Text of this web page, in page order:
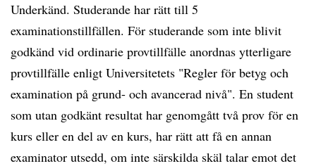
Underkänd. Studerande har rätt till 5
examinationstillfällen. För studerande som inte blivit
godkänd vid ordinarie provtillfälle anordnas ytterligare
provtillfälle enligt Universitetets "Regler för betyg och
examination på grund- och avancerad nivå". En student
som utan godkänt resultat har genomgått två prov för en
kurs eller en del av en kurs, har rätt att få en annan
examinator utsedd, om inte särskilda skäl talar emot det